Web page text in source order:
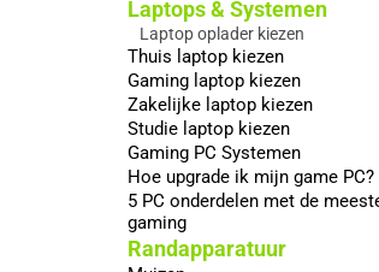
Laptops & Systemen
Laptop oplader kiezen
Thuis laptop kiezen
Gaming laptop kiezen
Zakelijke laptop kiezen
Studie laptop kiezen
Gaming PC Systemen
Hoe upgrade ik mijn game PC?
5 PC onderdelen met de
gaming
Randapparatuur